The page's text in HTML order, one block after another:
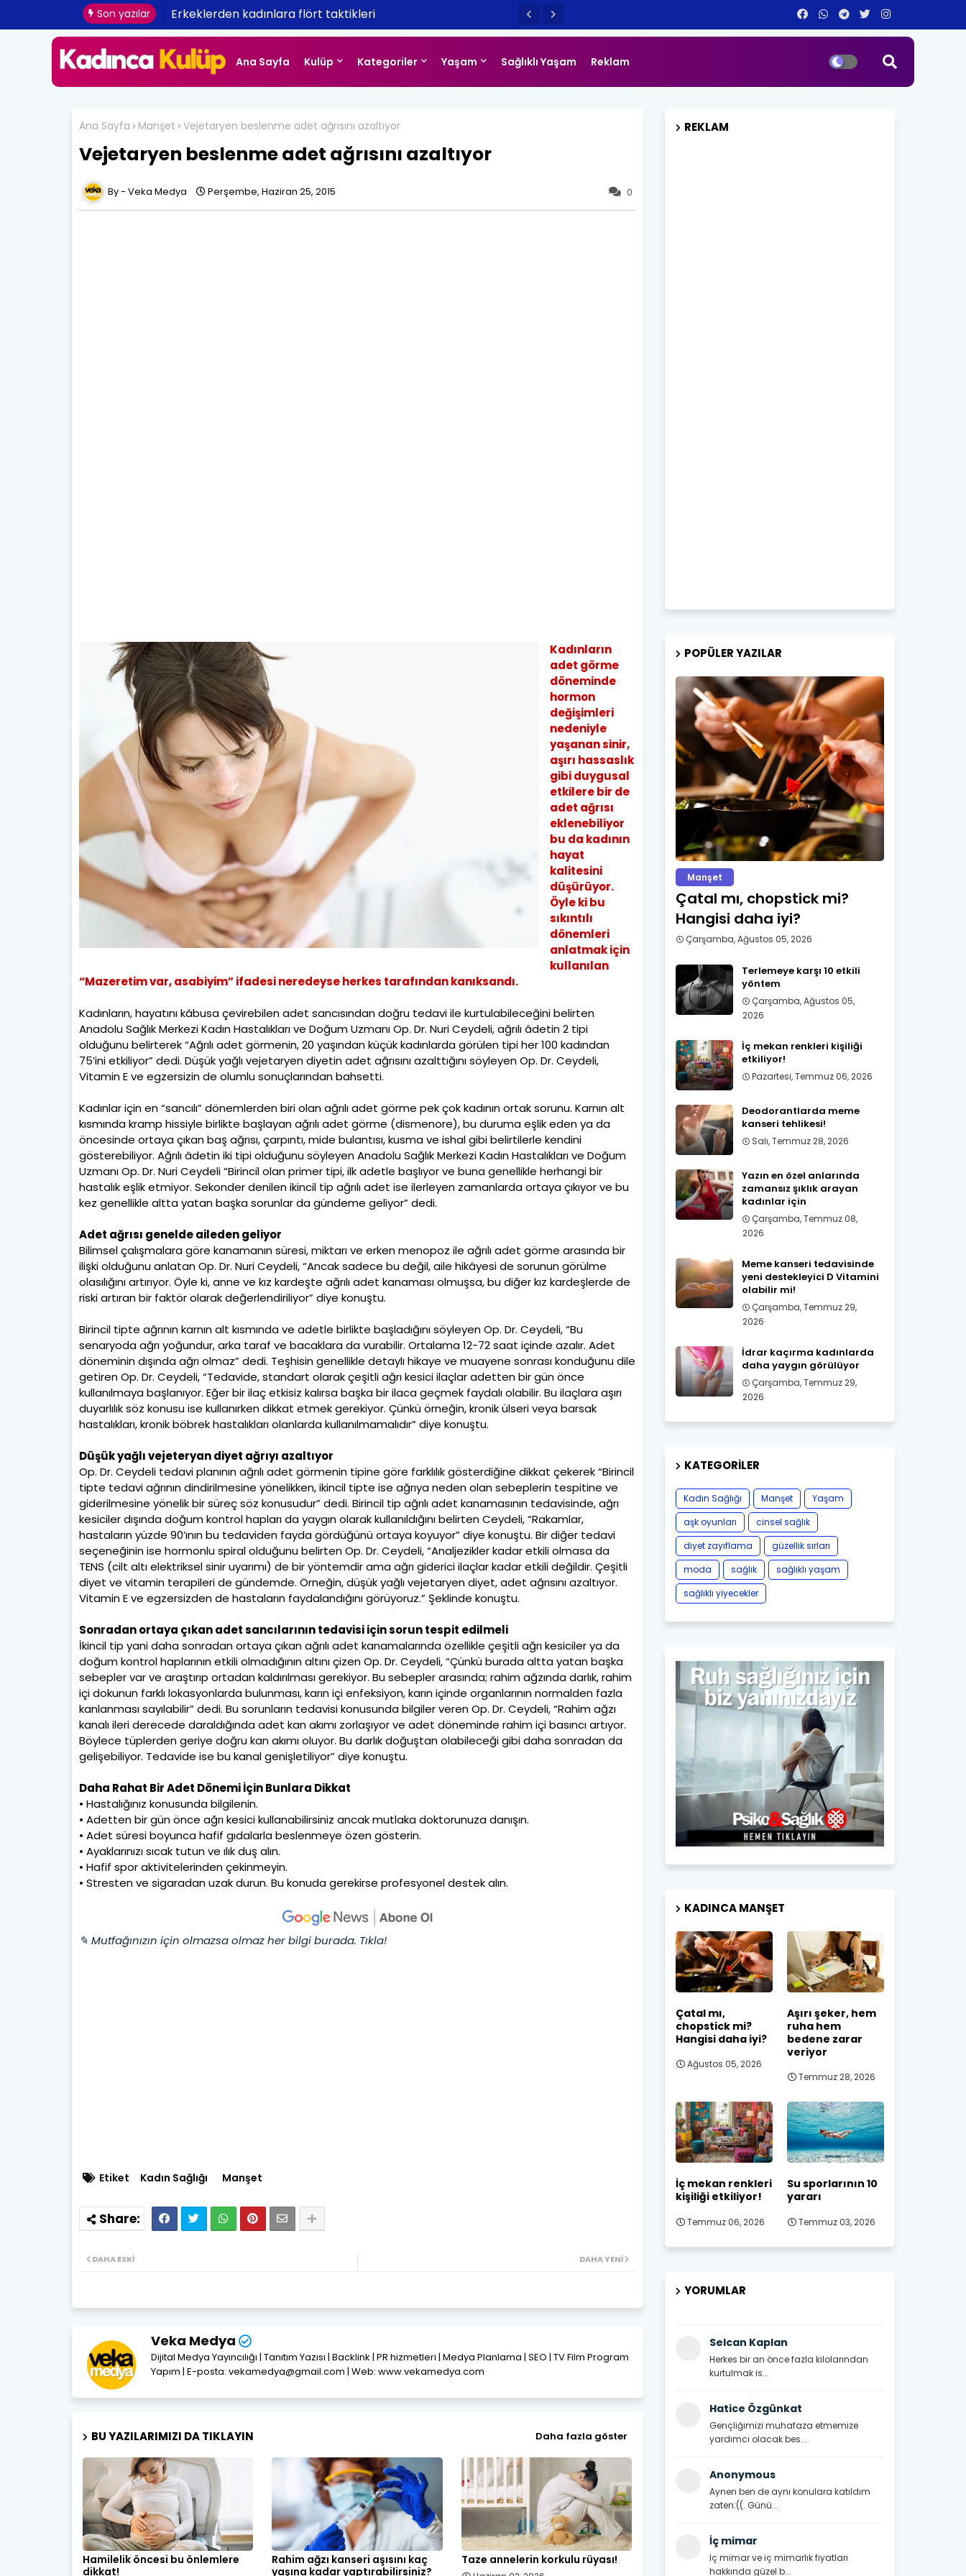
Son yazılar Erkeklerden kadınlara flört taktikleri
Ana Sayfa Kulüp Kategoriler Yaşam Sağlıklı Yaşam Reklam
Ana Sayfa Manşet Vejetaryen beslenme adet ağrısını azaltıyor
Vejetaryen beslenme adet ağrısını azaltıyor
0
Veka Medya Perşembe, Haziran 25, 2015
Kadınların
adet görme
döneminde
hormon
değişimleri
nedeniyle
yaşanan sinir,
aşırı hassaslık
gibi duygusal
etkilere bir de
adet ağrısı
eklenebiliyor
bu da kadının
hayat
kalitesini
düşürüyor.
Öyle ki bu
sıkıntılı
dönemleri
anlatmak için
kullanılan
“Mazeretim var, asabiyim” ifadesi neredeyse herkes tarafından kanıksandı.
Kadınların, hayatını kâbusa çevirebilen adet sancısından doğru tedavi ile kurtulabileceğini belirten
Anadolu Sağlık Merkezi Kadın Hastalıkları ve Doğum Uzmanı Op. Dr. Nuri Ceydeli, ağrılı âdetin 2 tipi
olduğunu belirterek “Ağrılı adet görmenin, 20 yaşından küçük kadınlarda görülen tipi her 100 kadından
75’ini etkiliyor” dedi. Düşük yağlı vejetaryen diyetin adet ağrısını azalttığını söyleyen Op. Dr. Ceydeli,
Vitamin E ve egzersizin de olumlu sonuçlarından bahsetti.
Kadınlar için en “sancılı” dönemlerden biri olan ağrılı adet görme pek çok kadının ortak sorunu. Karnın alt
kısmında kramp hissiyle birlikte başlayan ağrılı adet görme (dismenore), bu duruma eşlik eden ya da
öncesinde ortaya çıkan baş ağrısı, çarpıntı, mide bulantısı, kusma ve ishal gibi belirtilerle kendini
gösterebiliyor. Ağrılı âdetin iki tipi olduğunu söyleyen Anadolu Sağlık Merkezi Kadın Hastalıkları ve Doğum
Uzmanı Op. Dr. Nuri Ceydeli “Birincil olan primer tipi, ilk adetle başlıyor ve buna genellikle herhangi bir
hastalık eşlik etmiyor. Sekonder denilen ikincil tip ağrılı adet ise ilerleyen zamanlarda ortaya çıkıyor ve bu
kez genellikle altta yatan başka sorunlar da gündeme geliyor” dedi.
Adet ağrısı genelde aileden geliyor
Bilimsel çalışmalara göre kanamanın süresi, miktarı ve erken menopoz ile ağrılı adet görme arasında bir
ilişki olduğunu anlatan Op. Dr. Nuri Ceydeli, “Ancak sadece bu değil, aile hikâyesi de sorunun görülme
olasılığını artırıyor. Öyle ki, anne ve kız kardeşte ağrılı adet kanaması olmuşsa, bu diğer kız kardeşlerde de
riski artıran bir faktör olarak değerlendiriliyor” diye konuştu.
Birincil tipte ağrının karnın alt kısmında ve adetle birlikte başladığını söyleyen Op. Dr. Ceydeli, “Bu
senaryoda ağrı yoğundur, arka taraf ve bacaklara da vurabilir. Ortalama 12-72 saat içinde azalır. Adet
döneminin dışında ağrı olmaz” dedi. Teşhisin genellikle detaylı hikaye ve muayene sonrası konduğunu dile
getiren Op. Dr. Ceydeli, “Tedavide, standart olarak çeşitli ağrı kesici ilaçlar adetten bir gün önce
kullanılmaya başlanıyor. Eğer bir ilaç etkisiz kalırsa başka bir ilaca geçmek faydalı olabilir. Bu ilaçlara aşırı
duyarlılık söz konusu ise kullanırken dikkat etmek gerekiyor. Çünkü örneğin, kronik ülseri veya barsak
hastalıkları, kronik böbrek hastalıkları olanlarda kullanılmamalıdır” diye konuştu.
Düşük yağlı vejeteryan diyet ağrıyı azaltıyor
Op. Dr. Ceydeli tedavi planının ağrılı adet görmenin tipine göre farklılık gösterdiğine dikkat çekerek “Birincil
tipte tedavi ağrının dindirilmesine yönelikken, ikincil tipte ise ağrıya neden olan sebeplerin tespitine ve
giderilmesine yönelik bir süreç söz konusudur” dedi. Birincil tip ağrılı adet kanamasının tedavisinde, ağrı
kesiciler dışında doğum kontrol hapları da yaygın olarak kullanıldığını belirten Ceydeli, “Rakamlar,
hastaların yüzde 90’ının bu tedaviden fayda gördüğünü ortaya koyuyor” diye konuştu. Bir diğer tedavi
seçeneğinin ise hormonlu spiral olduğunu belirten Op. Dr. Ceydeli, “Analjezikler kadar etkili olmasa da
TENS (cilt altı elektriksel sinir uyarımı) de bir yöntemdir ama ağrı giderici ilaçlar kadar etkili değildir. Çeşitli
diyet ve vitamin terapileri de gündemde. Örneğin, düşük yağlı vejetaryen diyet, adet ağrısını azaltıyor.
Vitamin E ve egzersizden de hastaların faydalandığını görüyoruz.” Şeklinde konuştu.
Sonradan ortaya çıkan adet sancılarının tedavisi için sorun tespit edilmeli
İkincil tip yani daha sonradan ortaya çıkan ağrılı adet kanamalarında özellikle çeşitli ağrı kesiciler ya da
doğum kontrol haplarının etkili olmadığının altını çizen Op. Dr. Ceydeli, “Çünkü burada altta yatan başka
sebepler var ve araştırıp ortadan kaldırılması gerekiyor. Bu sebepler arasında; rahim ağzında darlık, rahim
içi dokunun farklı lokasyonlarda bulunması, karın içi enfeksiyon, karın içinde organlarının normalden fazla
kanlanması sayılabilir” dedi. Bu sorunların tedavisi konusunda bilgiler veren Op. Dr. Ceydeli, “Rahim ağzı
kanalı ileri derecede daraldığında adet kan akımı zorlaşıyor ve adet döneminde rahim içi basıncı artıyor.
Böylece tüplerden geriye doğru kan akımı oluyor. Bu darlık doğuştan olabileceği gibi daha sonradan da
gelişebiliyor. Tedavide ise bu kanal genişletiliyor” diye konuştu.
Daha Rahat Bir Adet Dönemi İçin Bunlara Dikkat
• Hastalığınız konusunda bilgilenin.
• Adetten bir gün önce ağrı kesici kullanabilirsiniz ancak mutlaka doktorunuza danışın.
• Adet süresi boyunca hafif gıdalarla beslenmeye özen gösterin.
• Ayaklarınızı sıcak tutun ve ılık duş alın.
• Hafif spor aktivitelerinden çekinmeyin.
• Stresten ve sigaradan uzak durun. Bu konuda gerekirse profesyonel destek alın.
✎ Mutfağınızın için olmazsa olmaz her bilgi burada. Tıkla!
Etiket Kadın Sağlığı Manşet
DAHA YENI
DAHA ESKI
Veka Medya
Dijital Medya Yayıncılığı | Tanıtım Yazısı | Backlink | PR hizmetleri | Medya Planlama | SEO | TV Film Program
Yapım | E-posta: vekamedya@gmail.com | Web: www.vekamedya.com
BU YAZILARIMIZI DA TIKLAYIN Daha fazla göster
Hamilelik öncesi bu önlemlere
dikkat!
Rahim ağzı kanseri aşısını kaç
yaşına kadar yaptırabilirsiniz?
Taze annelerin korkulu rüyası!
REKLAM
POPÜLER YAZILAR
Manşet
Çatal mı, chopstick mi?
Hangisi daha iyi?
Çarşamba, Ağustos 05, 2026
Terlemeye karşı 10 etkili
yöntem
Çarşamba, Ağustos 05,
2026
İç mekan renkleri kişiliği
etkiliyor!
Pazartesi, Temmuz 06, 2026
Deodorantlarda meme
kanseri tehlikesi!
Salı, Temmuz 28, 2026
Yazın en özel anlarında
zamansız şıklık arayan
kadınlar için
Çarşamba, Temmuz 08,
2026
Meme kanseri tedavisinde
yeni destekleyici D Vitamini
olabilir mi!
Çarşamba, Temmuz 29,
2026
İdrar kaçırma kadınlarda
daha yaygın görülüyor
Çarşamba, Temmuz 29,
2026
KATEGORILER
Kadın Sağlığı Manşet
Yaşam
aşk oyunları
cinsel sağlık
diyet zayıflama
güzellik sırları
moda
sağlık
sağlıklı yaşam
sağlıklı yiyecekler
KADINCA MANŞET
Çatal mı,
chopstick mi?
Hangisi daha iyi?
Ağustos 05, 2026
Aşırı şeker, hem
ruha hem
bedene zarar
veriyor
Temmuz 28, 2026
İç mekan renkleri
kişiliği etkiliyor!
Temmuz 06, 2026
Su sporlarının 10
yararı
Temmuz 03, 2026
YORUMLAR
Selcan Kaplan
Herkes bir an önce fazla kilolarından
kurtulmak is...
Hatice Özgünkat
Gençliğimizi muhafaza etmemize
yardımcı olacak bes...
Anonymous
Aynen ben de aynı konulara katıldım
zaten:((. Günü...
İç mimar
İç mimar ve iç mimarlık fiyatları
hakkında güzel b...